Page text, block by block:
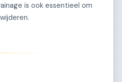
is ook essentieel om